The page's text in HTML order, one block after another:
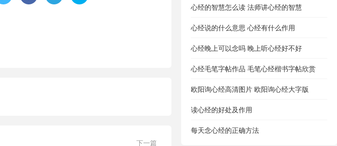
下一篇
心经的智慧怎么读 法师讲心经的智慧
心经说的什么意思 心经有什么作用
心经晚上可以念吗 晚上听心经好不好
心经毛笔字帖作品 毛笔心经楷书字帖欣赏
欧阳询心经高清图片 欧阳询心经大字版
读心经的好处及作用
每天念心经的正确方法